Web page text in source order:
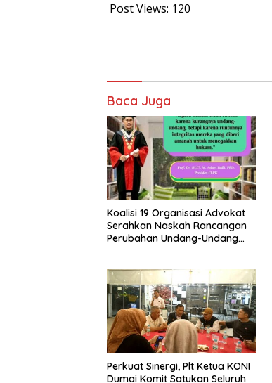
Post Views: 120
Baca Juga
Koalisi 19 Organisasi Advokat
Serahkan Naskah Rancangan
Perubahan Undang-Undang
Perkuat Sinergi, Plt Ketua KONI
Dumai Komit Satukan Seluruh